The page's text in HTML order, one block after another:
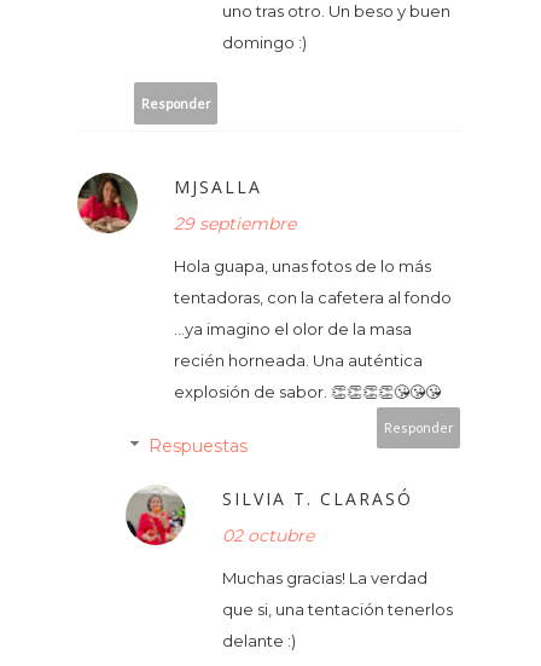
uno tras otro. Un beso y buen
domingo :)
Responder
MJSALLA
29 septiembre
Hola guapa, unas fotos de lo más
tentadoras, con la cafetera al fondo
...ya imagino el olor de la masa
recién horneada. Una auténtica
explosión de sabor. 👏👏👏👏😘😘😘
Responder
Respuestas
SILVIA T. CLARASÓ
02 octubre
Muchas gracias! La verdad
que si, una tentación tenerlos
delante :)